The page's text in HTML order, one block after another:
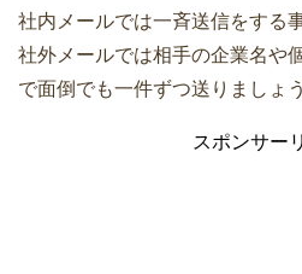
社内メールでは一斉送信をする
社外メールでは相手の企業名や
で面倒でも一件ずつ送りましょう
スポンサー